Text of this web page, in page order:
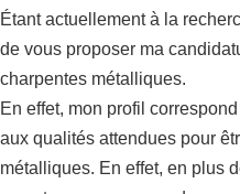
Étant actuellement à la
de vous proposer ma
charpentes métalliques.
En effet, mon profil
aux qualités attendues pour
métalliques. En effet, en plus